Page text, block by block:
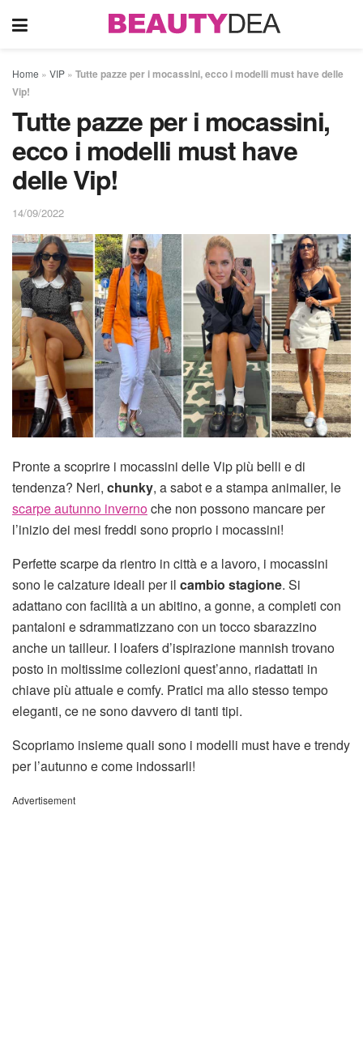
Home » VIP » Tutte pazze per i mocassini, ecco i modelli must have delle
Vip!
Tutte pazze per i mocassini,
ecco i modelli must have
delle Vip!
14/09/2022
Pronte a scoprire i mocassini delle Vip più belli e di
tendenza? Neri, chunky, a sabot e a stampa animalier, le
scarpe autunno invernoche non possono mancare per
l’inizio dei mesi freddi sono proprio i mocassini!
Perfette scarpe da rientro in città e a lavoro, i mocassini
sono le calzature ideali per il cambio stagione. Si
adattano con facilità a un abitino, a gonne, a completi con
pantaloni e sdrammatizzano con un tocco sbarazzino
anche un tailleur. I loafers d’ispirazione mannish trovano
posto in moltissime collezioni quest’anno, riadattati in
chiave più attuale e comfy. Pratici ma allo stesso tempo
eleganti, ce ne sono davvero di tanti tipi.
Scopriamo insieme quali sono i modelli must have e trendy
per l’autunno e come indossarli!
Advertisement